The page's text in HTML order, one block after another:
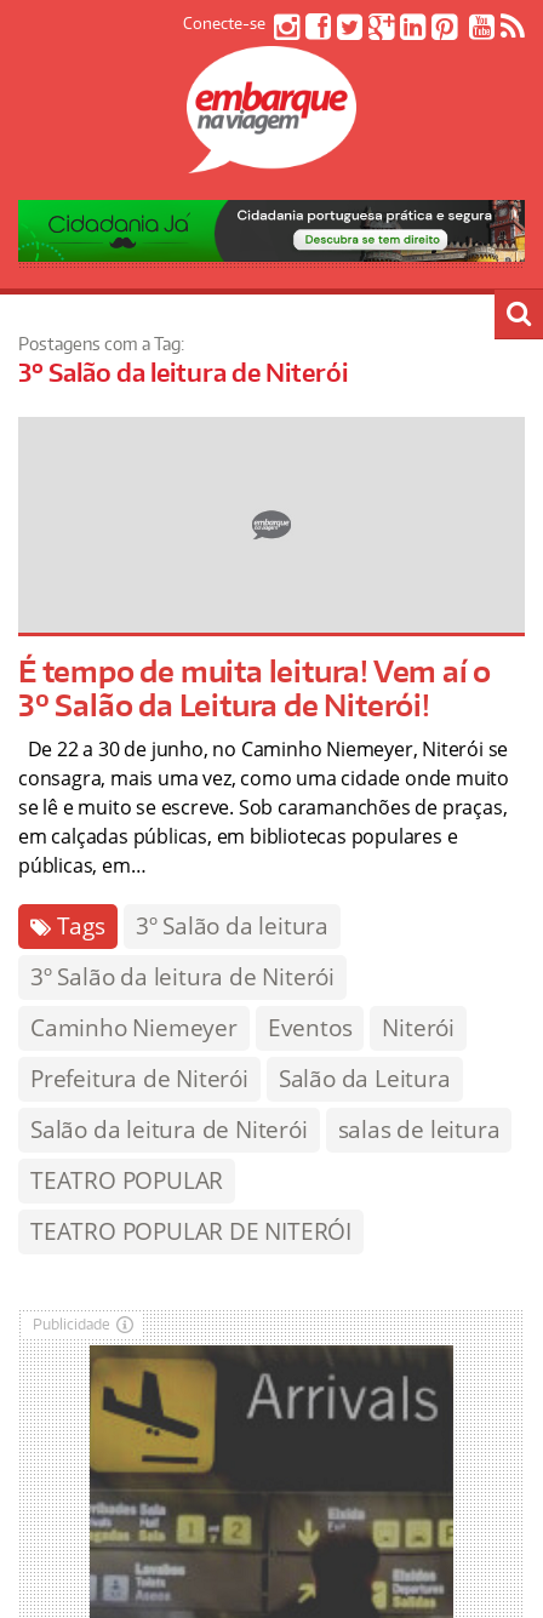
Conecte-se
Postagens com a Tag:
3º Salão da leitura de Niterói
É tempo de muita leitura! Vem aí o
3º Salão da Leitura de Niterói!
De 22 a 30 de junho, no Caminho Niemeyer, Niterói se
consagra, mais uma vez, como uma cidade onde muito
se lê e muito se escreve. Sob caramanchões de praças,
em calçadas públicas, em bibliotecas populares e
públicas, em…
Tags
3º Salão da leitura
3º Salão da leitura de Niterói
Caminho Niemeyer
Eventos
Niterói
Prefeitura de Niterói
Salão da Leitura
Salão da leitura de Niterói
salas de leitura
TEATRO POPULAR
TEATRO POPULAR DE NITERÓI
Publicidade